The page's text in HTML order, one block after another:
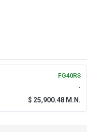
FG40RS
-
$ 25,900.48 M.N.